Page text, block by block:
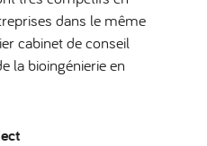
dans le même
cabinet de conseil
la bioingénierie en